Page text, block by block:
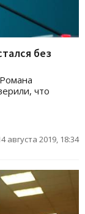
без
что
августа 2019, 18:34